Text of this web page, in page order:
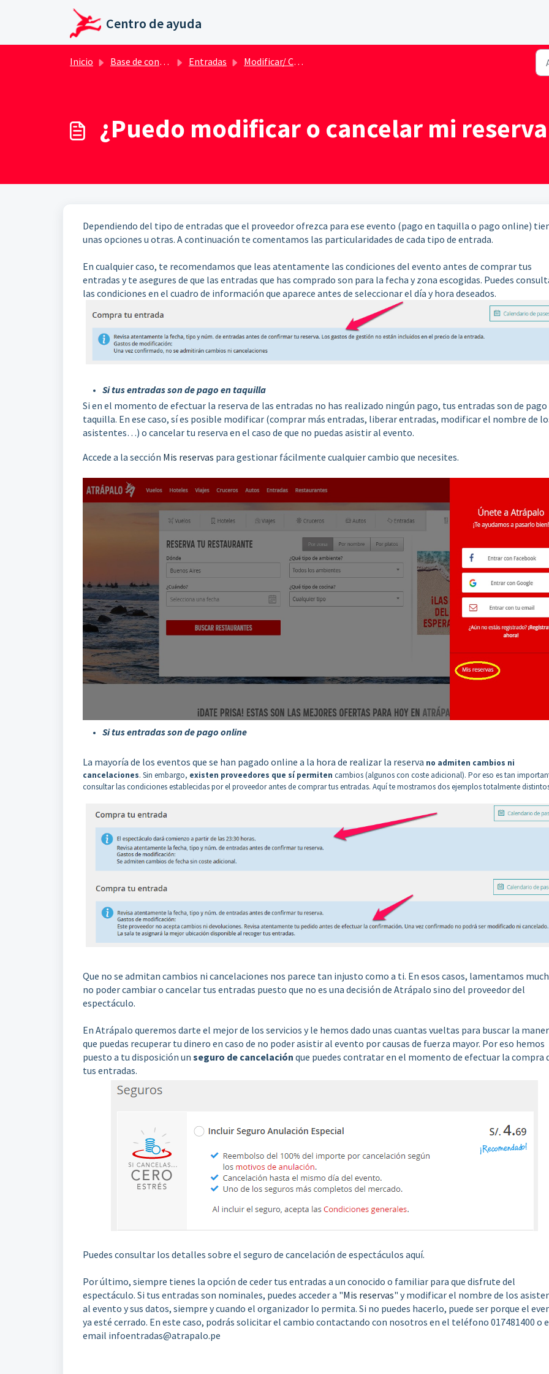
Ir al contenido principal
Centro de ayuda
Inicio Base de conocimientos Entradas Modificar/ Cancelar reserva
¿Puedo modificar o cancelar mi
Dependiendo del tipo de entradas que el proveedor ofrezca para ese evento (pago en taquilla o pago online)
unas opciones u otras. A continuación te comentamos las particularidades de cada tipo de entrada.
En cualquier caso, te recomendamos que leas atentamente las condiciones del evento antes de comprar tus
entradas y te asegures de que las entradas que has comprado son para la fecha y zona escogidas. Puedes
las condiciones en el cuadro de información que aparece antes de seleccionar el día y hora deseados.
Si tus entradas son de pago en taquilla
Si en el momento de efectuar la reserva de las entradas no has realizado ningún pago, tus entradas son de pago
taquilla. En ese caso, sí es posible modificar (comprar más entradas, liberar entradas, modificar el nombre de
asistentes…) o cancelar tu reserva en el caso de que no puedas asistir al evento.
Accede a la sección Mis reservas para gestionar fácilmente cualquier cambio que necesites.
Si tus entradas son de pago online
La mayoría de los eventos que se han pagado online a la hora de realizar la reserva no admiten cambios ni
cancelaciones. Sin embargo, existen proveedores que sí permiten cambios (algunos con coste adicional). Por eso es tan
consultar las condiciones establecidas por el proveedor antes de comprar tus entradas. Aquí te mostramos dos ejemplos totalmente
Que no se admitan cambios ni cancelaciones nos parece tan injusto como a ti. En esos casos, lamentamos
no poder cambiar o cancelar tus entradas puesto que no es una decisión de Atrápalo sino del proveedor del
espectáculo.
En Atrápalo queremos darte el mejor de los servicios y le hemos dado unas cuantas vueltas para buscar la
que puedas recuperar tu dinero en caso de no poder asistir al evento por causas de fuerza mayor. Por eso hemos
puesto a tu disposición un seguro de cancelación que puedes contratar en el momento de efectuar la compra
tus entradas.
Puedes consultar los detalles sobre el seguro de cancelación de espectáculos aquí.
Por último, siempre tienes la opción de ceder tus entradas a un conocido o familiar para que disfrute del
espectáculo. Si tus entradas son nominales, puedes acceder a "Mis reservas" y modificar el nombre de los
al evento y sus datos, siempre y cuando el organizador lo permita. Si no puedes hacerlo, puede ser porque el
ya esté cerrado. En este caso, podrás solicitar el cambio contactando con nosotros en el teléfono 017481400 o
email infoentradas@atrapalo.pe